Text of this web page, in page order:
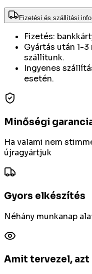
Fizetési és szállítási
Fizetés:
Gyártás után 1-
szállítunk.
Ingyenes
esetén.
Minőségi
Ha valami nem
újragyártjuk
Gyors elkészítés
Néhány munkanap
Amit tervezel, azt